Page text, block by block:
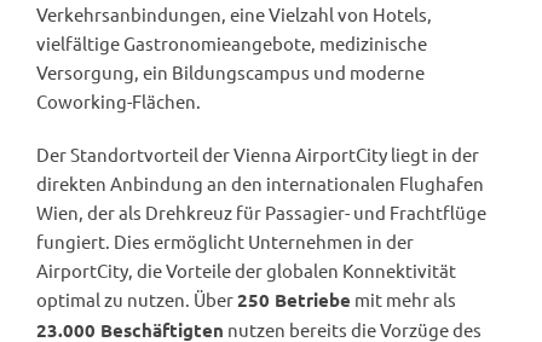
Verkehrsanbindungen, eine Vielzahl von Hotels,
vielfältige Gastronomieangebote, medizinische
Versorgung, ein Bildungscampus und moderne
Coworking-Flächen.
Der Standortvorteil der Vienna AirportCity liegt in der
direkten Anbindung an den internationalen Flughafen
Wien, der als Drehkreuz für Passagier- und Frachtflüge
fungiert. Dies ermöglicht Unternehmen in der
AirportCity, die Vorteile der globalen Konnektivität
optimal zu nutzen. Über250 Betriebe mit mehr als
23.000 Beschäftigten nutzen bereits die Vorzüge des